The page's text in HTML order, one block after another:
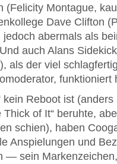
(Felicity Montague,
Dave Clifton
abermals als
auch Alans
als der viel
funktioniert
Reboot ist (anders
of It“ beruhte,
schien), haben
Anspielungen und
— sein Markenzeichen,